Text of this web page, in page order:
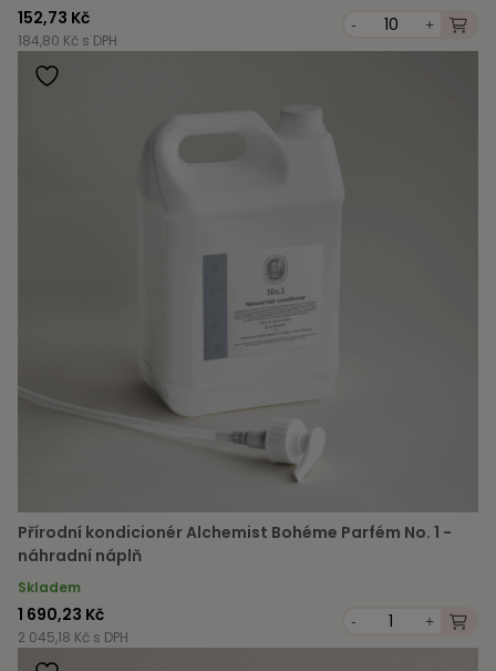
152,73 Kč
184,80 Kč s DPH
- +
Přírodní kondicionér Alchemist Bohéme Parfém No. 1 -
náhradní náplň
Skladem
1 690,23 Kč
2 045,18 Kč s DPH
- +